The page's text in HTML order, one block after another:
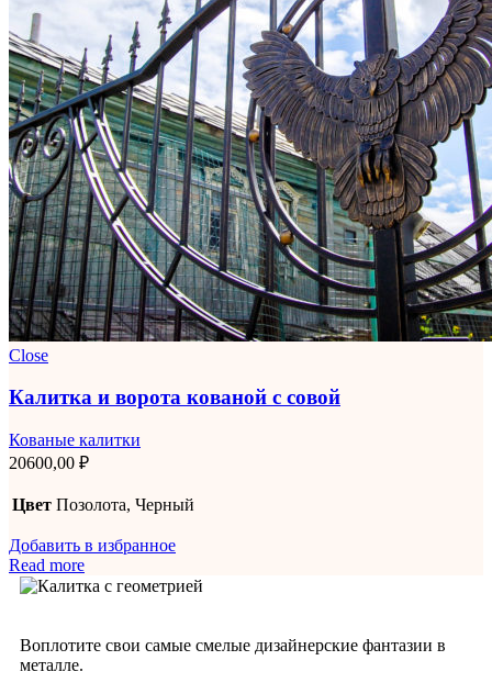
Close
Калитка и ворота кованой с совой
Кованые калитки
20600,00 ₽
Цвет Позолота, Черный
Добавить в избранное
Read more
Воплотите свои самые смелые дизайнерские фантазии в
металле.